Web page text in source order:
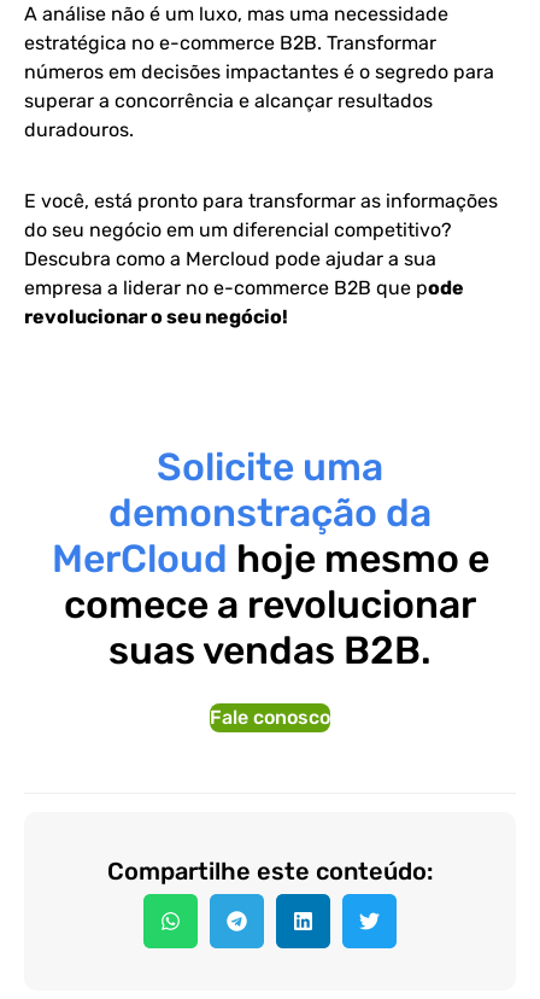
A análise não é um luxo, mas uma necessidade
estratégica no e-commerce B2B. Transformar
números em decisões impactantes é o segredo para
superar a concorrência e alcançar resultados
duradouros.
E você, está pronto para transformar as informações
do seu negócio em um diferencial competitivo?
Descubra como a Mercloud pode ajudar a sua
empresa a liderar no e-commerce B2B que pode
revolucionar o seu negócio!
Solicite uma
demonstração da
MerCloud hoje mesmo e
comece a revolucionar
suas vendas B2B.
Fale conosco
Compartilhe este conteúdo: